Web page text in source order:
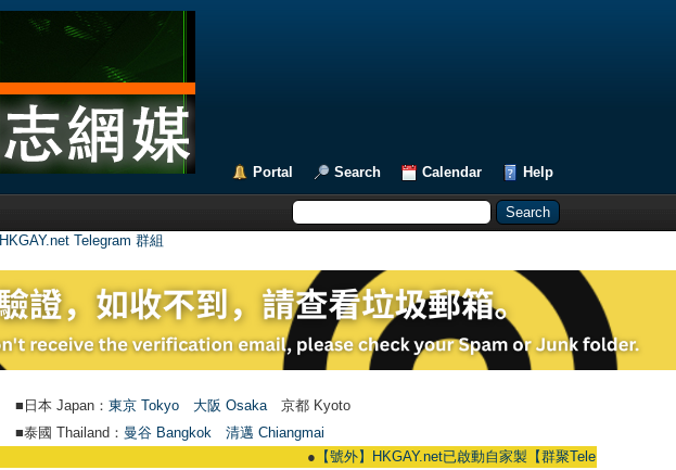
Portal Search Calendar Help
HKGAY.net Telegram 群組
■日本 Japan： 東京 Tokyo 大阪 Osaka 京都 Kyoto
■泰國 Thailand： 曼谷 Bangkok
清邁 Chiangmai
【號外】HKGAY.net已啟動自家製【群聚Telegram群組】